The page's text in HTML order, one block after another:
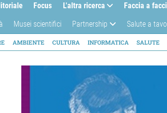
Focus L'altra ricerca Faccia a
Musei scientifici Partnership Salute a
AMBIENTE CULTURA INFORMATICA SALUTE